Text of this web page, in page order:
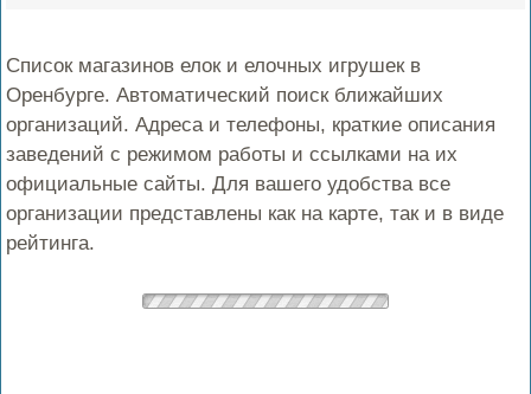
Список магазинов елок и елочных игрушек в
Оренбурге. Автоматический поиск ближайших
организаций. Адреса и телефоны, краткие описания
заведений с режимом работы и ссылками на их
официальные сайты. Для вашего удобства все
организации представлены как на карте, так и в виде
рейтинга.